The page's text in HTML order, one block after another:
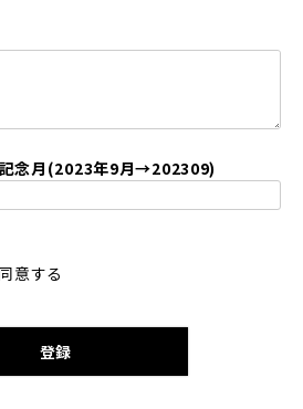
念月(2023年9月→202309)
意する
登録